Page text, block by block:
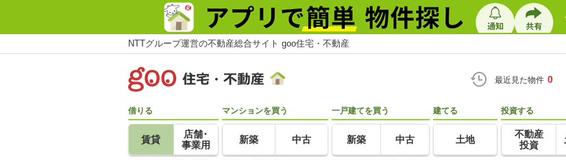
NTTグループ運営の不動産総合サイト goo住宅・不動産
最近見た物件 0
借りる
賃貸
店舗･
事業用
マンションを買う
新築 中古
一戸建てを買う
新築 中古
建てる
土地
投資する
不動産
投資